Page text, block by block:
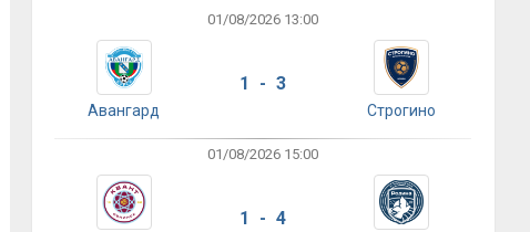
01/08/2026 13:00
Авангард
1 - 3
Строгино
01/08/2026 15:00
1 - 4